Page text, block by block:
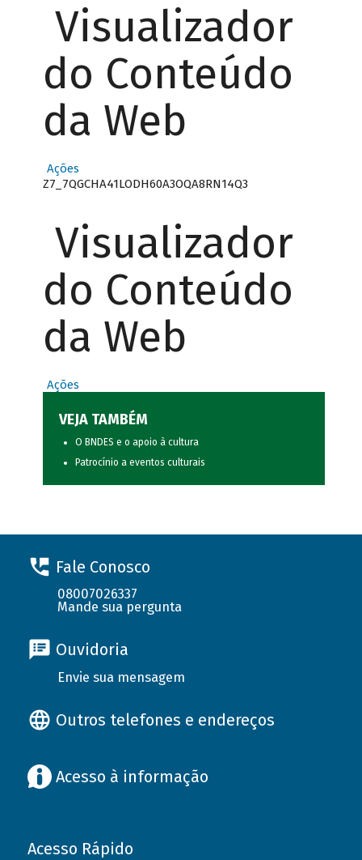
Visualizador
do Conteúdo
da Web
Ações
Z7_7QGCHA41LODH60A3OQA8RN14Q3
Visualizador
do Conteúdo
da Web
Ações
VEJA TAMBÉM
O BNDES e o apoio à cultura
Patrocínio a eventos culturais
Fale Conosco
08007026337
Mande sua pergunta
Ouvidoria
Envie sua mensagem
Outros telefones e endereços
Acesso à informação
Acesso Rápido